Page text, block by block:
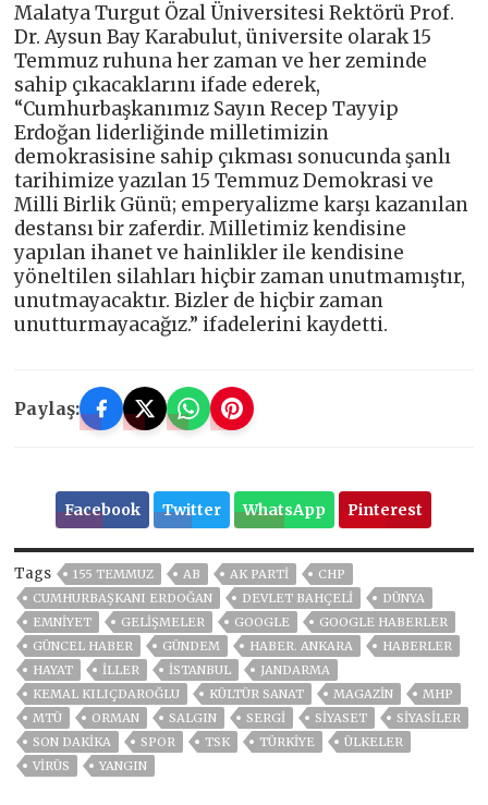
Malatya Turgut Özal Üniversitesi Rektörü Prof.
Dr. Aysun Bay Karabulut, üniversite olarak 15
Temmuz ruhuna her zaman ve her zeminde
sahip çıkacaklarını ifade ederek,
“Cumhurbaşkanımız Sayın Recep Tayyip
Erdoğan liderliğinde milletimizin
demokrasisine sahip çıkması sonucunda şanlı
tarihimize yazılan 15 Temmuz Demokrasi ve
Milli Birlik Günü; emperyalizme karşı kazanılan
destansı bir zaferdir. Milletimiz kendisine
yapılan ihanet ve hainlikler ile kendisine
yöneltilen silahları hiçbir zaman unutmamıştır,
unutmayacaktır. Bizler de hiçbir zaman
unutturmayacağız.” ifadelerini kaydetti.
Paylaş:
Facebook Twitter WhatsApp Pinterest
Tags 155 TEMMUZ AB AK PARTİ
CHP
CUMHURBAŞKANI ERDOĞAN
DEVLET BAHÇELİ
DÜNYA
EMNİYET
GELIŞMELER GOOGLE
GOOGLE HABERLER
GÜNCEL HABER
GÜNDEM HABER. ANKARA
HABERLER
HAYAT
İLLER ISTANBUL
JANDARMA
KEMAL KILIÇDAROĞLU
KÜLTÜR SANAT MAGAZİN
MHP
MTÜ
ORMAN SALGIN SERGİ SİYASET
SİYASİLER
SON DAKIKA
SPOR TSK TÜRKİYE
ÜLKELER
VIRÜS
YANGIN